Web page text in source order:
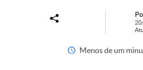
Menos de um